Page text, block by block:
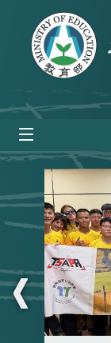
跳到主要內容區塊
:::